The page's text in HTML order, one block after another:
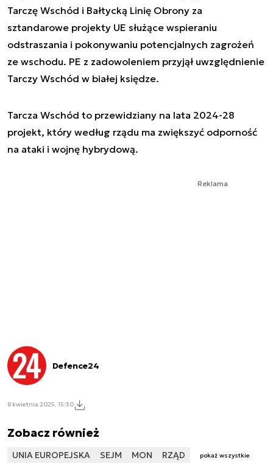
Tarczę Wschód i Bałtycką Linię Obrony za
sztandarowe projekty UE służące wspieraniu
odstraszania i pokonywaniu potencjalnych zagrożeń
ze wschodu. PE z zadowoleniem przyjął uwzględnienie
Tarczy Wschód w białej księdze.
Tarcza Wschód to przewidziany na lata 2024-28
projekt, który według rządu ma zwiększyć odporność
na ataki i wojnę hybrydową.
Reklama
Defence24
8 kwietnia 2025, 15:30
Zobacz również
UNIA EUROPEJSKA SEJM MON RZĄD pokaż wszystkie